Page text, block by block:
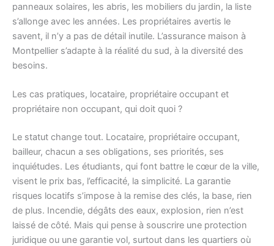
panneaux solaires, les abris, les mobiliers du jardin, la liste
s’allonge avec les années. Les propriétaires avertis le
savent, il n’y a pas de détail inutile. L’assurance maison à
Montpellier s’adapte à la réalité du sud, à la diversité des
besoins.
Les cas pratiques, locataire, propriétaire occupant et
propriétaire non occupant, qui doit quoi ?
Le statut change tout. Locataire, propriétaire occupant,
bailleur, chacun a ses obligations, ses priorités, ses
inquiétudes. Les étudiants, qui font battre le cœur de la ville,
visent le prix bas, l’efficacité, la simplicité. La garantie
risques locatifs s’impose à la remise des clés, la base, rien
de plus. Incendie, dégâts des eaux, explosion, rien n’est
laissé de côté. Mais qui pense à souscrire une protection
juridique ou une garantie vol, surtout dans les quartiers où